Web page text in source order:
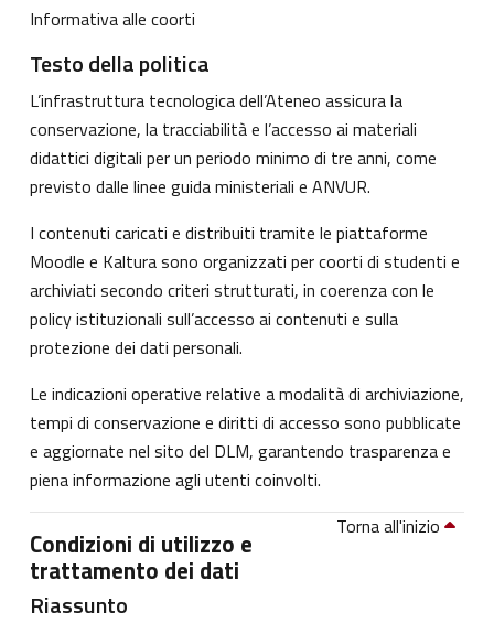
Informativa alle coorti
Testo della politica
L’infrastruttura tecnologica dell’Ateneo assicura la
conservazione, la tracciabilità e l’accesso ai materiali
didattici digitali per un periodo minimo di tre anni, come
previsto dalle linee guida ministeriali e ANVUR.
I contenuti caricati e distribuiti tramite le piattaforme
Moodle e Kaltura sono organizzati per coorti di studenti e
archiviati secondo criteri strutturati, in coerenza con le
policy istituzionali sull’accesso ai contenuti e sulla
protezione dei dati personali.
Le indicazioni operative relative a modalità di archiviazione,
tempi di conservazione e diritti di accesso sono pubblicate
e aggiornate nel sito del DLM, garantendo trasparenza e
piena informazione agli utenti coinvolti.
Torna all'inizio
Condizioni di utilizzo e
trattamento dei dati
Riassunto